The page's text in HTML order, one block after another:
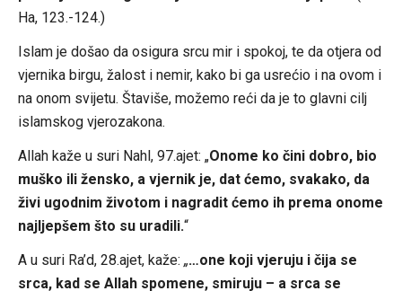
Ha, 123.-124.)
Islam je došao da osigura srcu mir i spokoj, te da otjera od
vjernika birgu, žalost i nemir, kako bi ga usrećio i na ovom i
na onom svijetu. Štaviše, možemo reći da je to glavni cilj
islamskog vjerozakona.
Allah kaže u suri Nahl, 97.ajet: „Onome ko čini dobro, bio
muško ili žensko, a vjernik je, dat ćemo, svakako, da
živi ugodnim životom i nagradit ćemo ih prema onome
najljepšem što su uradili.“
A u suri Ra’d, 28.ajet, kaže: „…one koji vjeruju i čija se
srca, kad se Allah spomene, smiruju – a srca se